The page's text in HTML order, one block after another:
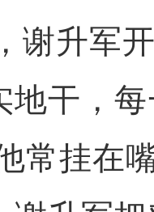
升军开
地干，
常挂在